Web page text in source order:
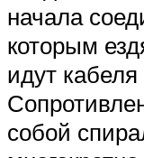
начала
которым
идут
собой